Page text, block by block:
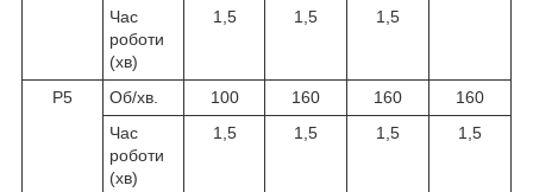
Час
роботи
(хв)
1,5 1,5 1,5
Р5 Об/хв. 100 160 160
160
Час
роботи
(хв)
1,5 1,5 1,5 1,5